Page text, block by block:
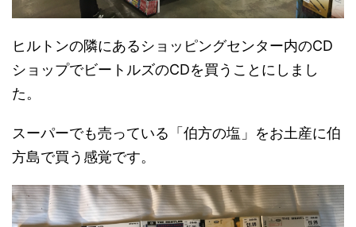
ヒルトンの隣にあるショッピングセンター内のCD
ショップでビートルズのCDを買うことにしまし
た。
スーパーでも売っている「伯方の塩」をお土産に伯
方島で買う感覚です。